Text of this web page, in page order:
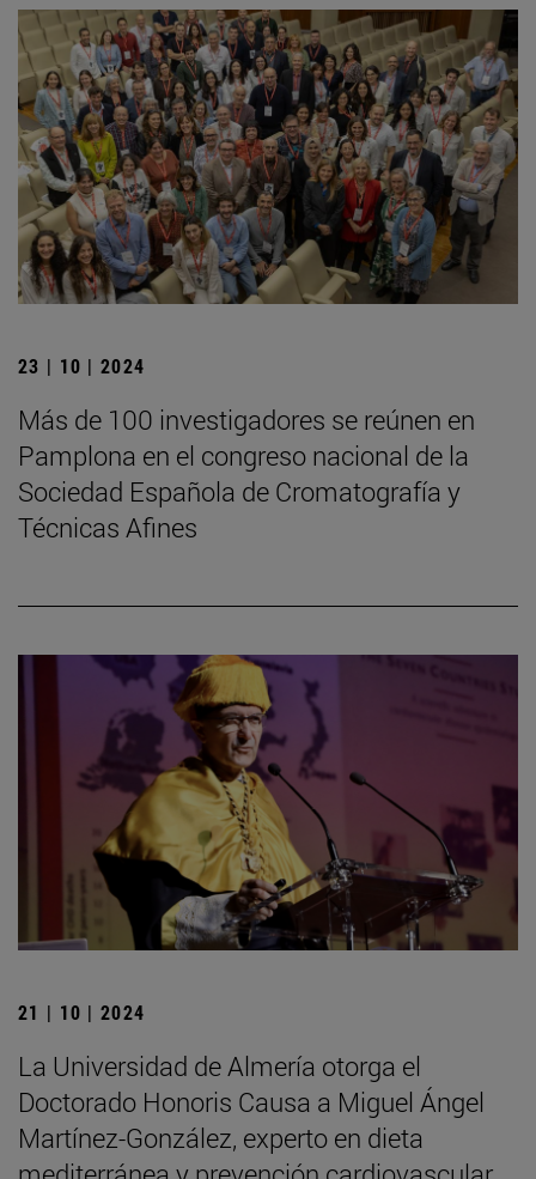
23 | 10 | 2024
Más de 100 investigadores se reúnen en
Pamplona en el congreso nacional de la
Sociedad Española de Cromatografía y
Técnicas Afines
21 | 10 | 2024
La Universidad de Almería otorga el
Doctorado Honoris Causa a Miguel Ángel
Martínez-González, experto en dieta